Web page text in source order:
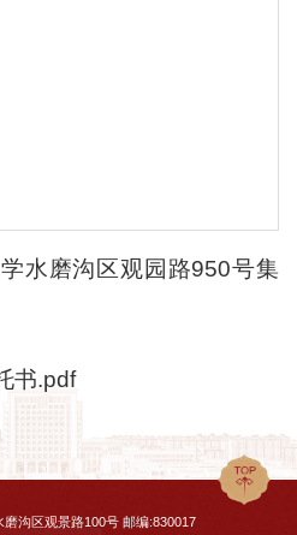
水磨沟区观园路950号集
书.pdf
沟区观景路100号 邮编:830017